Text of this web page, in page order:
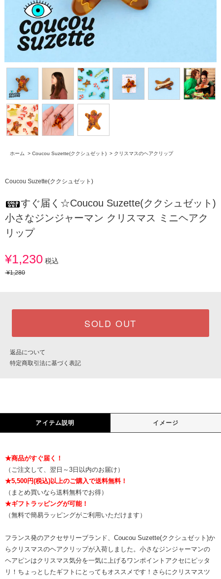
ホーム > Coucou Suzette(ククシュゼット) > クリスマスのヘアクリップ
Coucou Suzette(ククシュゼット)
すぐ届く☆Coucou Suzette(ククシュゼット)
小さなジンジャーマン クリスマス ミニヘアク
リップ
¥1,230 税込
¥1,280
SOLD OUT
返品について
特定商取引法に基づく表記
アイテム説明 イメージ
★商品がすぐ届く！
（ご注文して、翌日～3日以内のお届け）
★5,500円(税込)以上のご購入で送料無料！
（まとめ買いなら送料無料でお得）
★ギフトラッピングが可能！
（無料で簡易ラッピングがご利用いただけます）
フランス発のアクセサリーブランド、Coucou Suzette(ククシュゼット)か
らクリスマスのヘアクリップが入荷しました。小さなジンジャーマンの
ヘアピンはクリスマス気分を一気に上げるワンポイントアクセにピッタ
リ！ちょっとしたギフトにとってもオススメです！さらにクリスマスツ